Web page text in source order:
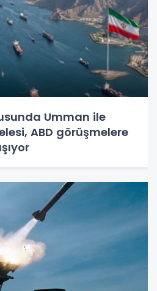
Umman ile
ABD görüşmelere